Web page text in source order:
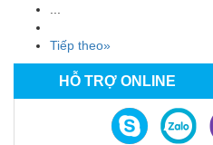
HỖ TRỢ ONLINE
Tiếp theo»